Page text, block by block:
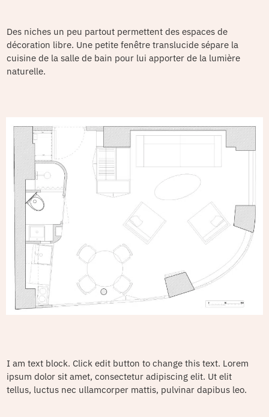
Des niches un peu partout permettent des espaces de
décoration libre. Une petite fenêtre translucide sépare la
cuisine de la salle de bain pour lui apporter de la lumière
naturelle.
I am text block. Click edit button to change this text. Lorem
ipsum dolor sit amet, consectetur adipiscing elit. Ut elit
tellus, luctus nec ullamcorper mattis, pulvinar dapibus leo.